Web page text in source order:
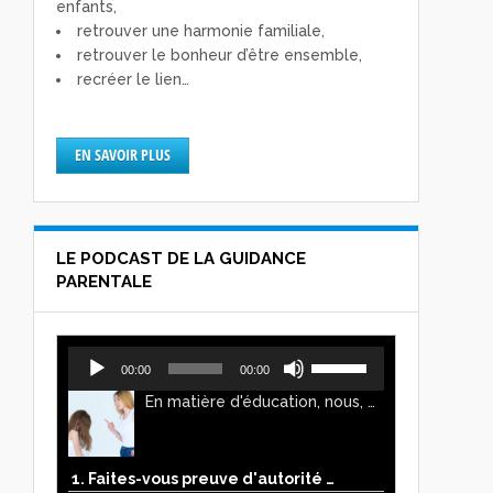
enfants,
retrouver une harmonie familiale,
retrouver le bonheur d’être ensemble,
recréer le lien…
EN SAVOIR PLUS
LE PODCAST DE LA GUIDANCE
PARENTALE
Lecteur
audio
00:00 00:00
flèches
augmenter
En matière d'éducation, nous, parents, avons l'impression de faire preuve d'autorité. Mais n'est-ce pas, parfois, plutôt un jeu de pouvoir ? Ce podcast vous permettra d'y voir plus clair !
1. Faites-vous preuve d'autorité ou de pouvoir avec vos enfants ?